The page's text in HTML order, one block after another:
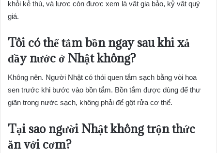
khỏi kẻ thù, và lược còn được xem là vật gia bảo, kỷ vật quý
giá.
Tôi có thể tắm bồn ngay sau khi xả
đầy nước ở Nhật không?
Không nên. Người Nhật có thói quen tắm sạch bằng vòi hoa
sen trước khi bước vào bồn tắm. Bồn tắm được dùng để thư
giãn trong nước sạch, không phải để gột rửa cơ thể.
Tại sao người Nhật không trộn thức
ăn với cơm?